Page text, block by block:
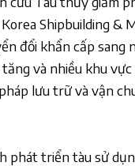
Shipbuilding &
đổi khẩn cấp sang
và nhiều khu
lưu trữ và vận
phát triển tàu sử